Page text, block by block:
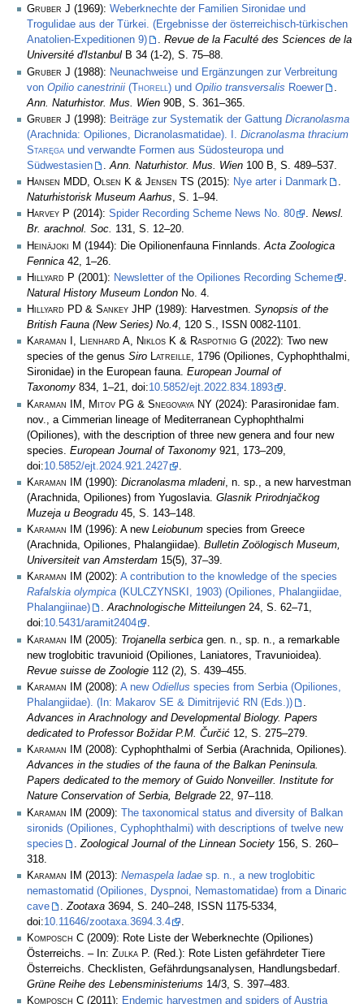
Gruber J (1969): Weberknechte der Familien Sironidae und
Trogulidae aus der Türkei. (Ergebnisse der österreichisch-türkischen
Anatolien-Expeditionen 9)
. Revue de la Faculté des Sciences de la
Université d'Istanbul B 34 (1-2), S. 75–88.
Gruber J (1988): Neunachweise und Ergänzungen zur Verbreitung
von Opilio canestrinii (Thorell ) und Opilio transversalis Roewer
Ann. Naturhistor. Mus. Wien 90B, S. 361–365.
Gruber J (1998): Beiträge zur Systematik der Gattung Dicranolasma
(Arachnida: Opiliones, Dicranolasmatidae). I. Dicranolasma thracium
Staręga und verwandte Formen aus Südosteuropa und
Südwestasien
Ann. Naturhistor. Mus. Wien 100 B, S. 489–537.
Hansen MDD, Olsen K & Jensen TS (2015): Nye arter i Danmark
.
Naturhistorisk Museum Aarhus, S. 1–94.
Harvey P (2014): Spider Recording Scheme News No. 80 . Newsl.
Br. arachnol. Soc. 131, S. 12–20.
Heinäjoki M (1944): Die Opilionenfauna Finnlands. Acta Zoologica
Fennica 42, 1–26.
Hillyard P (2001): Newsletter of the Opiliones Recording Scheme
.
Natural History Museum London No. 4.
Hillyard PD & Sankey JHP (1989): Harvestmen. Synopsis of the
British Fauna (New Series) No.4, 120 S., ISSN 0082-1101.
Karaman I, Lienhard A, Niklos K & Raspotnig G (2022): Two new
species of the genus Siro Latreille, 1796 (Opiliones, Cyphophthalmi,
Sironidae) in the European fauna. European Journal of
Taxonomy 834, 1–21, doi:10.5852/ejt.2022.834.1893
.
Karaman IM, Mitov PG & Snegovaya NY (2024): Parasironidae fam.
nov., a Cimmerian lineage of Mediterranean Cyphophthalmi
(Opiliones), with the description of three new genera and four new
species. European Journal of Taxonomy 921, 173–209,
doi:10.5852/ejt.2024.921.2427
Karaman IM (1990): Dicranolasma mladeni, n. sp., a new harvestman
(Arachnida, Opiliones) from Yugoslavia. Glasnik Prirodnjačkog
Muzeja u Beogradu 45, S. 143–148.
Karaman IM (1996): A new Leiobunum species from Greece
(Arachnida, Opiliones, Phalangiidae). Bulletin Zoölogisch Museum,
Universiteit van Amsterdam 15(5), 37–39.
Karaman IM (2002): A contribution to the knowledge of the species
Rafalskia olympica (KULCZYNSKI , 1903) (Opiliones, Phalangiidae,
Phalangiinae)
.Arachnologische Mitteilungen 24, S. 62–71,
doi:10.5431/aramit2404
.
Karaman IM (2005): Trojanella serbica gen. n., sp. n., a remarkable
new troglobitic travunioid (Opiliones, Laniatores, Travunioidea).
Revue suisse de Zoologie 112 (2), S. 439–455.
Karaman IM (2008): A new Odiellus species from Serbia (Opiliones,
Phalangiidae). (In: Makarov SE & Dimitrijević RN (Eds.))
.
Advances in Arachnology and Developmental Biology. Papers
dedicated to Professor Božidar P.M. Čurčić 12, S. 275–279.
Karaman IM (2008): Cyphophthalmi of Serbia (Arachnida, Opiliones).
Advances in the studies of the fauna of the Balkan Peninsula.
Papers dedicated to the memory of Guido Nonveiller. Institute for
Nature Conservation of Serbia, Belgrade 22, 97–118.
Karaman IM (2009): The taxonomical status and diversity of Balkan
sironids (Opiliones, Cyphophthalmi) with descriptions of twelve new
species
Zoological Journal of the Linnean Society 156, S. 260–
318.
Karaman IM (2013): Nemaspela ladae sp. n., a new troglobitic
nemastomatid (Opiliones, Dyspnoi, Nemastomatidae) from a Dinaric
cave
Zootaxa 3694, S. 240–248, ISSN 1175-5334,
doi:10.11646/zootaxa.3694.3.4
Komposch C (2009): Rote Liste der Weberknechte (Opiliones)
Österreichs. – In: Zulka P. (Red.): Rote Listen gefährdeter Tiere
Österreichs. Checklisten, Gefährdungsanalysen, Handlungsbedarf.
Grüne Reihe des Lebensministeriums 14/3, S. 397–483.
Komposch C (2011): Endemic harvestmen and spiders of Austria